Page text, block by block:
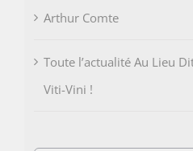
Arthur Comte
Toute l’actualité Au Lieu
Viti-Vini !